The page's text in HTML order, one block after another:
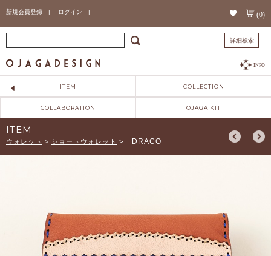
新規会員登録 | ログイン | (0)
詳細検索
INFO
ITEM COLLECTION
COLLABORATION OJAGA KIT
ITEM
ウォレット > ショートウォレット > DRACO